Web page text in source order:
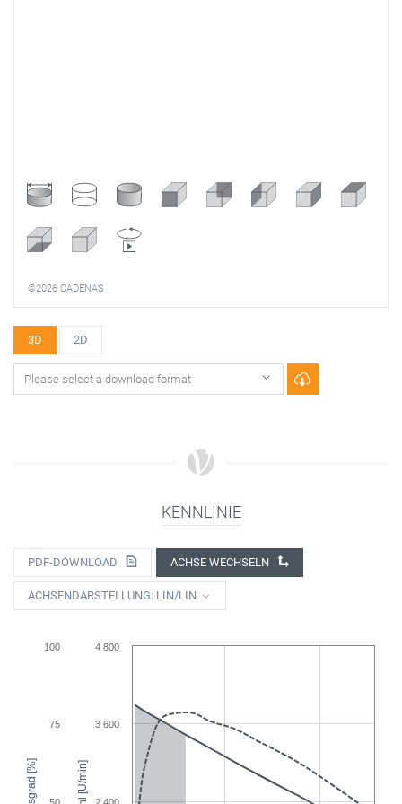
©2026 CADENAS
3D 2D
KENNLINIE
PDF-DOWNLOAD ACHSE WECHSELN
ACHSENDARSTELLUNG: LIN/LIN
3 600
4 800
75
100